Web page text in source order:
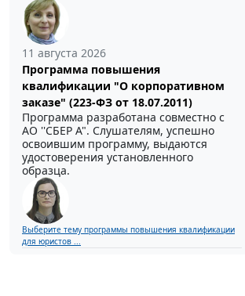
11 августа 2026
Программа повышения
квалификации "О корпоративном
заказе" (223-ФЗ от 18.07.2011)
Программа разработана совместно с
АО ''СБЕР А". Слушателям, успешно
освоившим программу, выдаются
удостоверения установленного
образца.
Выберите тему программы повышения квалификации
для юристов ...